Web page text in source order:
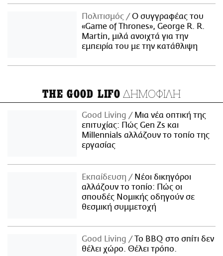
Πολιτισμός
Ο συγγραφέας του
«Game of Thrones», George R. R.
Martin, μιλά ανοιχτά για την
εμπειρία του με την κατάθλιψη
THE GOOD LIFO ΔΗΜΟΦΙΛΗ
Good Living
Μια νέα οπτική της
επιτυχίας: Πώς Gen Zs και
Millennials αλλάζουν το τοπίο της
εργασίας
Εκπαίδευση
Νέοι δικηγόροι
αλλάζουν το τοπίο: Πώς οι
σπουδές Νομικής οδηγούν σε
θεσμική συμμετοχή
Good Living
Το BBQ στο σπίτι δεν
θέλει χώρο. Θέλει τρόπο.